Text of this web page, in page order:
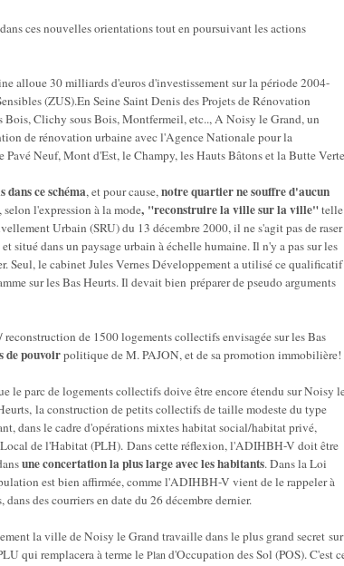
ces nouvelles orientations tout en poursuivant les actions
alloue 30 milliards d'euros d'investissement sur la période 2004-
(ZUS).En Seine Saint Denis des Projets de Rénovation
Bois, Clichy sous Bois, Montfermeil, etc.., A Noisy le Grand, un
de rénovation urbaine avec l'Agence Nationale pour la
Neuf, Mont d'Est, le Champy, les Hauts Bâtons et la Butte
dans ce schéma, et pour cause,notre quartier ne souffred'aucun
selon l'expression à la mode, "reconstruire la villesur la ville"telle
Urbain (SRU) du 13 décembre 2000, il ne s'agit pas de raser
situé dans un paysage urbain à échelle humaine. Il n'y a pas sur les
Seul, le cabinet Jules Vernes Développement a utilisé ce qualificatif
sur les Bas Heurts. Il devait bien préparer de pseudo arguments
de 1500 logements collectifs envisagée sur les Bas
de pouvoirpolitique de M. PAJON, et de sa promotion immobilière!
le parc de logements collectifs doive être encore étendu sur Noisy
la construction de petits collectifs de taille modeste du type
dans le cadre d'opérations mixtes habitat social/habitat privé,
de l'Habitat (PLH). Dans cette réflexion, l'ADIHBH-V doit être
une concertation la plus large avec les habitants. Dans la Loi
est bien affirmée, comme l'ADIHBH-V vient de le rappeler à
des courriers en date du 26 décembre dernier.
la ville de Noisy le Grand travaille dans le plus grand secret sur
qui remplacera à terme lePland'Occupation des Sol (POS). C'est